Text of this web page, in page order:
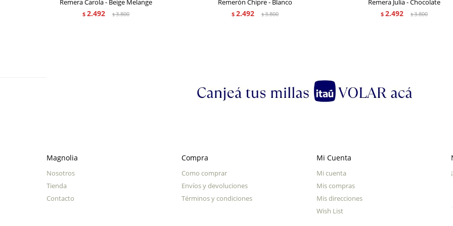
$ 2.492 $3.800 $ 2.492 $3.800 $ 2.492 $3.800
Magnolia
Nosotros
Tienda
Contacto
Compra
Como comprar
Envíos y devoluciones
Términos y condiciones
Mi Cuenta
Mi cuenta
Mis compras
Mis direcciones
Wish List